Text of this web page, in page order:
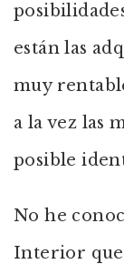
están las
muy
a la vez las
posible
No he
Interior